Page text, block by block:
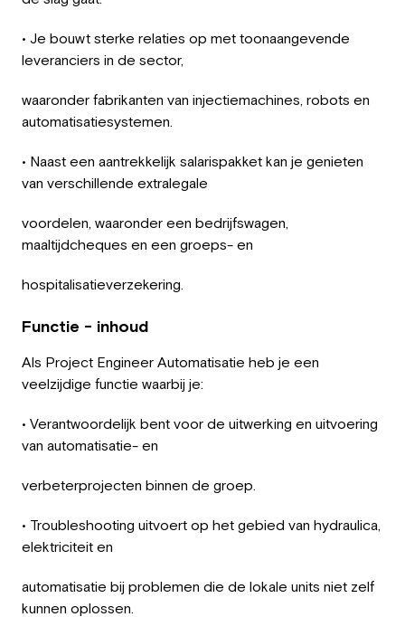
• Je bouwt sterke relaties op met toonaangevende
leveranciers in de sector,
waaronder fabrikanten van injectiemachines, robots en
automatisatiesystemen.
• Naast een aantrekkelijk salarispakket kan je genieten
van verschillende extralegale
voordelen, waaronder een bedrijfswagen,
maaltijdcheques en een groeps- en
hospitalisatieverzekering.
Functie - inhoud
Als Project Engineer Automatisatie heb je een
veelzijdige functie waarbij je:
• Verantwoordelijk bent voor de uitwerking en uitvoering
van automatisatie- en
verbeterprojecten binnen de groep.
• Troubleshooting uitvoert op het gebied van hydraulica,
elektriciteit en
automatisatie bij problemen die de lokale units niet zelf
kunnen oplossen.